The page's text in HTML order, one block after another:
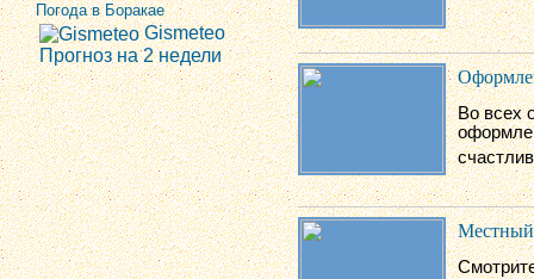
Погода в Боракае
Gismeteo
Прогноз на 2 недели
Во всех
Местный